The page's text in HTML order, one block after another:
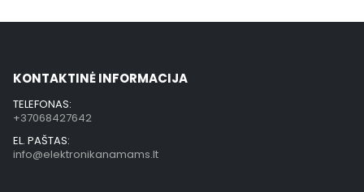
KONTAKTINĖ INFORMACIJA
TELEFONAS:
+37068427642
EL. PAŠTAS:
info@elektronikanamams.lt